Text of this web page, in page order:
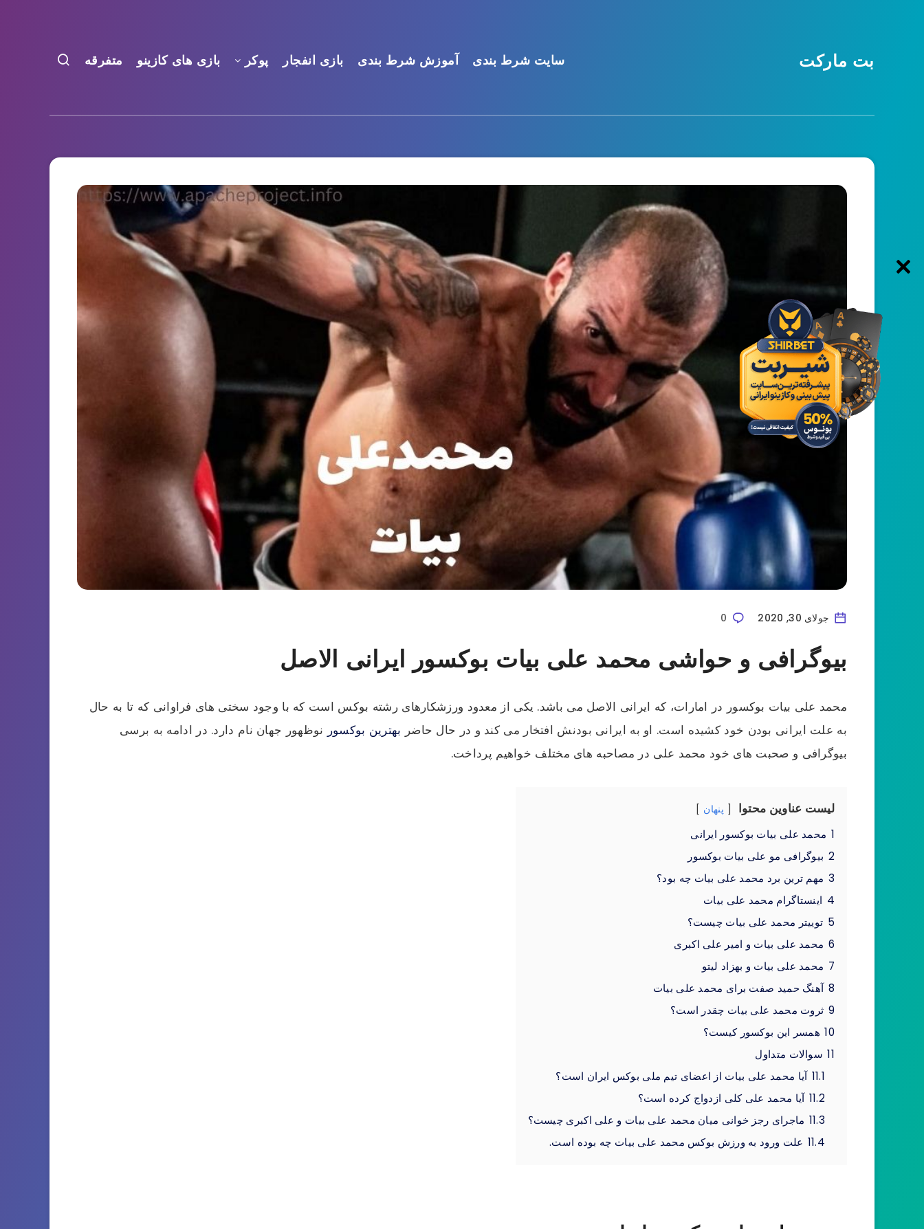
بت مارکت سایت شرط بندی آموزش شرط بندی بازی انفجار پوکر بازی های کازینو متفرقه
جولای 30, 2020 0
بیوگرافی و حواشی محمد علی بیات بوکسور ایرانی الاصل
محمد علی بیات بوکسور در امارات، که ایرانی الاصل می باشد. یکی از معدود ورزشکارهای رشته بوکس است که با وجود سختی های فراوانی که تا به حال
به علت ایرانی بودن خود کشیده است. او به ایرانی بودنش افتخار می کند و در حال حاضر بهترین بوکسور نوظهور جهان نام دارد. در ادامه به برسی
بیوگرافی و صحبت های خود محمد علی در مصاحبه های مختلف خواهیم پرداخت.
لیست عناوین محتوا پنهان
1 محمد علی بیات بوکسور ایرانی
2 بیوگرافی مو علی بیات بوکسور
3 مهم ترین برد محمد علی بیات چه بود؟
4 اینستاگرام محمد علی بیات
5 توییتر محمد علی بیات چیست؟
6 محمد علی بیات و امیر علی اکبری
7 محمد علی بیات و بهزاد لیتو
8 آهنگ حمید صفت برای محمد علی بیات
9 ثروت محمد علی بیات چقدر است؟
10 همسر این بوکسور کیست؟
11 سوالات متداول
11.1 آیا محمد علی بیات از اعضای تیم ملی بوکس ایران است؟
11.2 آیا محمد علی کلی ازدواج کرده است؟
11.3 ماجرای رجز خوانی میان محمد علی بیات و علی اکبری چیست؟
11.4 علت ورود به ورزش بوکس محمد علی بیات چه بوده است.